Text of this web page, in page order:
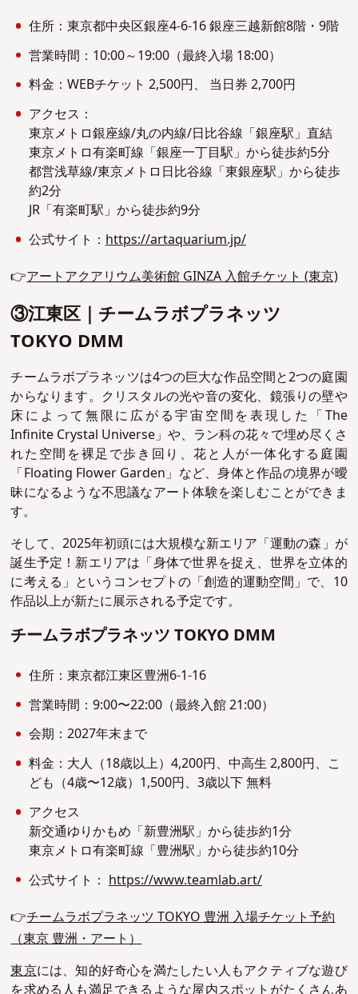
住所：東京都中央区銀座4-6-16 銀座三越新館8階・9階
営業時間：10:00～19:00（最終入場 18:00）
料金：WEBチケット 2,500円、 当日券 2,700円
アクセス：
東京メトロ銀座線/丸の内線/日比谷線「銀座駅」直結
東京メトロ有楽町線「銀座一丁目駅」から徒歩約5分
都営浅草線/東京メトロ日比谷線「東銀座駅」から徒歩
約2分
JR「有楽町駅」から徒歩約9分
公式サイト：https://artaquarium.jp/
👉アートアクアリウム美術館 GINZA 入館チケット (東京)
③江東区｜チームラボプラネッツ
TOKYO DMM
チームラボプラネッツは4つの巨大な作品空間と2つの庭園
からなります。クリスタルの光や音の変化、鏡張りの壁や
床によって無限に広がる宇宙空間を表現した「The
Infinite Crystal Universe」や、ラン科の花々で埋め尽くさ
れた空間を裸足で歩き回り、花と人が一体化する庭園
「Floating Flower Garden」など、身体と作品の境界が曖
昧になるような不思議なアート体験を楽しむことができま
す。
そして、2025年初頭には大規模な新エリア「運動の森」が
誕生予定！新エリアは「身体で世界を捉え、世界を立体的
に考える」というコンセプトの「創造的運動空間」で、10
作品以上が新たに展示される予定です。
チームラボプラネッツ TOKYO DMM
住所：東京都江東区豊洲6-1-16
営業時間：9:00〜22:00（最終入館 21:00）
会期：2027年末まで
料金：大人（18歳以上）4,200円、中高生 2,800円、こ
ども（4歳〜12歳）1,500円、3歳以下 無料
アクセス
新交通ゆりかもめ「新豊洲駅」から徒歩約1分
東京メトロ有楽町線「豊洲駅」から徒歩約10分
公式サイト： https://www.teamlab.art/
👉チームラボプラネッツ TOKYO 豊洲 入場チケット予約
（東京 豊洲・アート）
東京には、知的好奇心を満たしたい人もアクティブな遊び
を求める人も満足できるような屋内スポットがたくさんあ